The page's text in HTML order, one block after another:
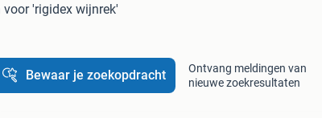
voor 'rigidex wijnrek'
Bewaar je zoekopdracht
Ontvang meldingen van
nieuwe zoekresultaten